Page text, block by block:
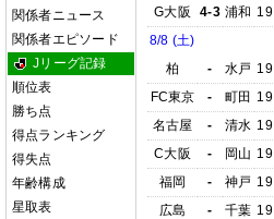
関係者ニュース
関係者エピソード
Jリーグ記録
順位表
勝ち点
得点ランキング
得失点
年齢構成
星取表
G大阪
4-3 浦和
8/8 (土)
柏
- 水戸
FC東京
- 町田
名古屋
- 清水
C大阪
- 岡山
福岡
- 神戸
広島
- 千葉